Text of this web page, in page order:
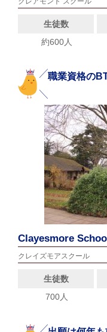
生徒数
約600人
職業資格の
Clayesmore School
クレイズモアスクール
生徒数
700人